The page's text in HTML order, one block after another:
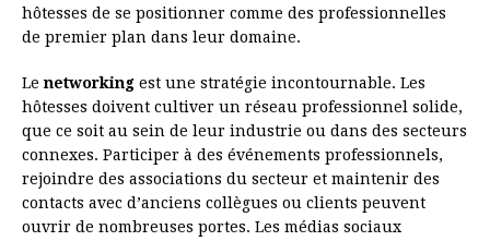
hôtesses de se positionner comme des professionnelles
de premier plan dans leur domaine.
Lenetworking est une stratégie incontournable. Les
hôtesses doivent cultiver un réseau professionnel solide,
que ce soit au sein de leur industrie ou dans des secteurs
connexes. Participer à des événements professionnels,
rejoindre des associations du secteur et maintenir des
contacts avec d’anciens collègues ou clients peuvent
ouvrir de nombreuses portes. Les médias sociaux